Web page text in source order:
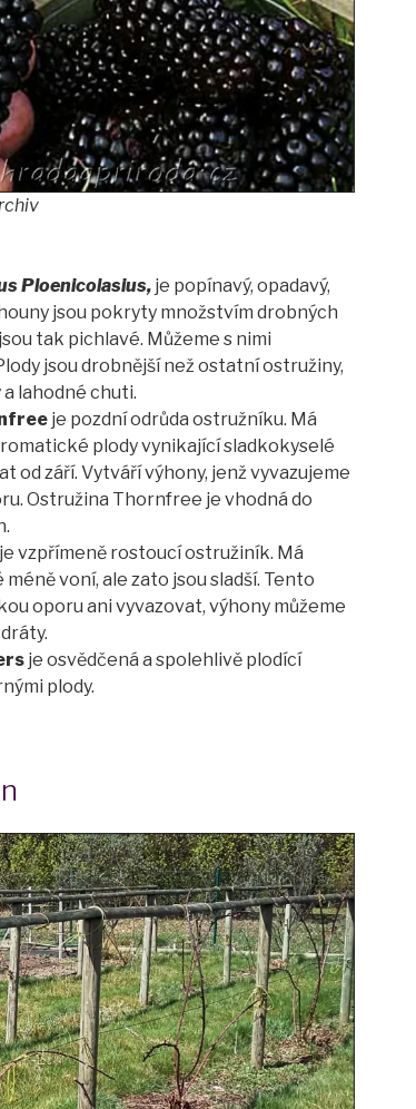
Ploenicolasius, je popínavý, opadavý,
jsou pokryty množstvím drobných
tak pichlavé. Můžeme s nimi
jsou drobnější než ostatní ostružiny,
lahodné chuti.
je pozdní odrůda ostružníku. Má
plody vynikající sladkokyselé
od září. Vytváří výhony, jenž vyvazujeme
Ostružina Thornfree je vhodná do
vzpřímeně rostoucí ostružiník. Má
voní, ale zato jsou sladší. Tento
oporu ani vyvazovat, výhony můžeme
je osvědčená a spolehlivě plodící
plody.